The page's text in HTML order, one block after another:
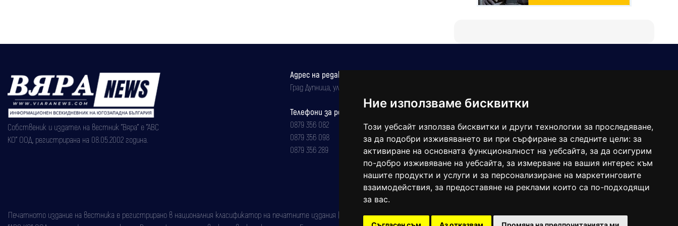
Ние използваме бисквитки
Този уебсайт използва бисквитки и други технологии за проследяване,
за да подобри изживяването ви при сърфиране за следните цели: за
активиране на основната функционалност на уебсайта, за да осигурим
по-добро изживяване на уебсайта, за измерване на вашия интерес към
нашите продукти и услуги и за персонализиране на маркетинговите
взаимодействия, за предоставяне на реклами които са по-подходящи
за вас.
Собственик и издател на вестник "Вяра" е "АВС
КО" ООД, регистрирана на 08.05.2002 година.
Адрес на редакцията
Град Дупница, ул.''Христо Ботев" 43
Телефони за реклама и абонаменти
0879 356 082
0879 356 098
0879 356 289
balgarkanews@gmail.com
Печатното издание на вестника е регистрирано в националния класификатор на печатните издания (Българска национална агенция за ISSN) под номер: ISSN 1312-4722.